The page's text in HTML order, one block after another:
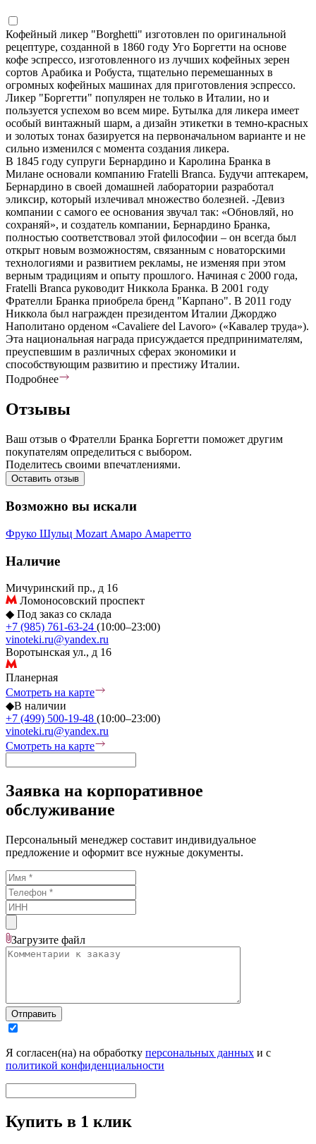
Кофейный ликер "Borghetti" изготовлен по оригинальной
рецептуре, созданной в 1860 году Уго Боргетти на основе
кофе эспрессо, изготовленного из лучших кофейных зерен
сортов Арабика и Робуста, тщательно перемешанных в
огромных кофейных машинах для приготовления эспрессо.
Ликер "Боргетти" популярен не только в Италии, но и
пользуется успехом во всем мире. Бутылка для ликера имеет
особый винтажный шарм, а дизайн этикетки в темно-красных
и золотых тонах базируется на первоначальном варианте и не
сильно изменился с момента создания ликера.
В 1845 году супруги Бернардино и Каролина Бранка в
Милане основали компанию Fratelli Branca. Будучи аптекарем,
Бернардино в своей домашней лаборатории разработал
эликсир, который излечивал множество болезней. -Девиз
компании с самого ее основания звучал так: «Обновляй, но
сохраняй», и создатель компании, Бернардино Бранка,
полностью соответствовал этой философии – он всегда был
открыт новым возможностям, связанным с новаторскими
технологиями и развитием рекламы, не изменяя при этом
верным традициям и опыту прошлого. Начиная с 2000 года,
Fratelli Branca руководит Никкола Бранка. В 2001 году
Фрателли Бранка приобрела бренд "Карпано". В 2011 году
Никкола был награжден президентом Италии Джорджо
Наполитано орденом «Cavaliere del Lavoro» («Кавалер труда»).
Эта национальная награда присуждается предпринимателям,
преуспевшим в различных сферах экономики и
способствующим развитию и престижу Италии.
Подробнее
Отзывы
Ваш отзыв о Фрателли Бранка Боргетти поможет другим
покупателям определиться с выбором.
Поделитесь своими впечатлениями.
Оставить отзыв
Возможно вы искали
Фруко Шульц Mozart Амаро Амаретто
Наличие
Мичуринский пр., д 16
Ломоносовский проспект
◆ Под заказ со склада
+7 (985) 761-63-24 (10:00–23:00)
vinoteki.ru@yandex.ru
Воротынская ул., д 16
Планерная
Смотреть на карте
◆В наличии
+7 (499) 500-19-48 (10:00–23:00)
vinoteki.ru@yandex.ru
Смотреть на карте
Заявка на корпоративное
обслуживание
Персональный менеджер составит индивидуальное
предложение и оформит все нужные документы.
Загрузите файл
Отправить
Я согласен(на) на обработку персональных данных и с
политикой конфиденциальности
Купить в 1 клик